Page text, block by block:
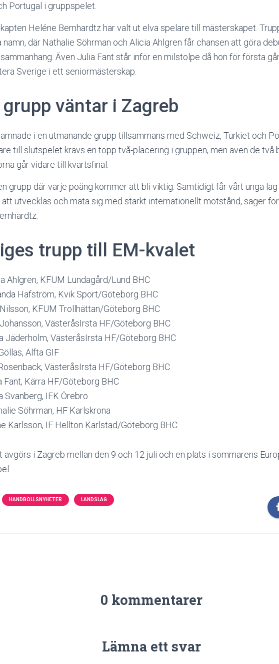
Portugal i gruppspelet.
Heléne Bernhardtz har valt ut elva spelare till mästerskapet.
namn, där Nathalie Söhrman och Alicia Ahlgren får chansen att göra
Även Julia Fant står inför en milstolpe då hon för första
Sverige i ett seniormästerskap.
väntar i Zagreb
i en utmanande grupp tillsammans med Schweiz, Turkiet och
till slutspelet krävs en topp två-placering i gruppen, men även de två
går vidare till kvartsfinal.
grupp där varje poäng kommer att bli viktig. Samtidigt får vårt unga lag
utvecklas och mäta sig med starkt internationellt motstånd, säger
trupp till EM-kvalet
Ahlgren, KFUM Lundagård/Lund BHC
Hafström, Kvik Sport/Göteborg BHC
KFUM Trollhättan/Göteborg BHC
VästeråsIrsta HF/Göteborg BHC
Jäderholm, VästeråsIrsta HF/Göteborg BHC
Alfta GIF
VästeråsIrsta HF/Göteborg BHC
Fant, Kärra HF/Göteborg BHC
Svanberg, IFK Örebro
Söhrman, HF Karlskrona
Karlsson, IF Hellton Karlstad/Göteborg BHC
avgörs i Zagreb mellan den 9 och 12 juli och en plats i sommarens
HANDBOLLSNYHETER LANDSLAG
0 kommentarer
Lämna ett svar